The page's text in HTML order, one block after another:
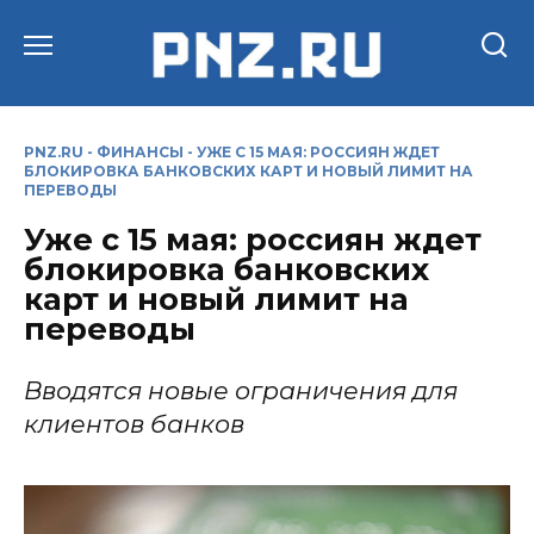
PNZ.RU - ФИНАНСЫ - УЖЕ С 15 МАЯ: РОССИЯН ЖДЕТ
БЛОКИРОВКА БАНКОВСКИХ КАРТ И НОВЫЙ ЛИМИТ НА
ПЕРЕВОДЫ
Уже с 15 мая: россиян ждет
блокировка банковских
карт и новый лимит на
переводы
Вводятся новые ограничения для
клиентов банков